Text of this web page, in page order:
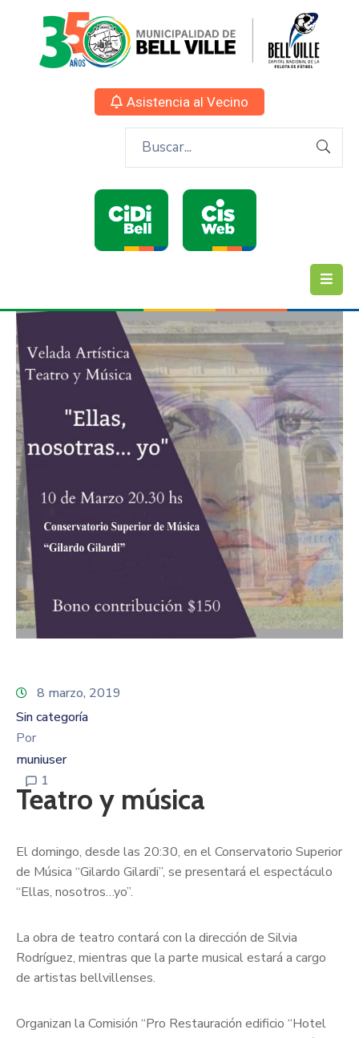
Asistencia al Vecino
8 marzo, 2019
Sin categoría
Por
muniuser
1
Teatro y música
El domingo, desde las 20:30, en el Conservatorio Superior
de Música “Gilardo Gilardi”, se presentará el espectáculo
“Ellas, nosotros…yo”.
La obra de teatro contará con la dirección de Silvia
Rodríguez, mientras que la parte musical estará a cargo
de artistas bellvillenses.
Organizan la Comisión “Pro Restauración edificio “Hotel